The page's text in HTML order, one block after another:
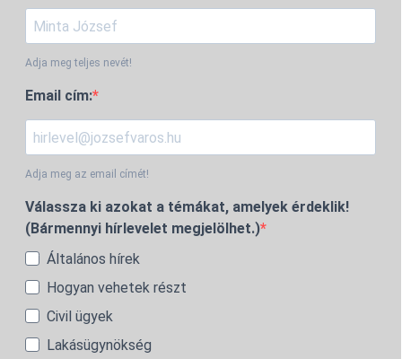
Adja meg teljes nevét!
Email cím:
Adja meg az email címét!
Válassza ki azokat a témákat, amelyek érdeklik!
(Bármennyi hírlevelet megjelölhet.)
Általános hírek
Hogyan vehetek részt
Civil ügyek
Lakásügynökség